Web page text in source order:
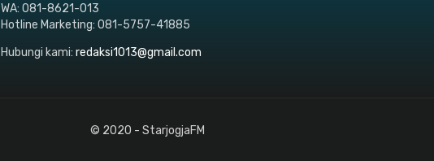
WA: 081-8621-013
Hotline Marketing: 081-5757-41885
Hubungi kami: redaksi1013@gmail.com
© 2020 - StarjogjaFM